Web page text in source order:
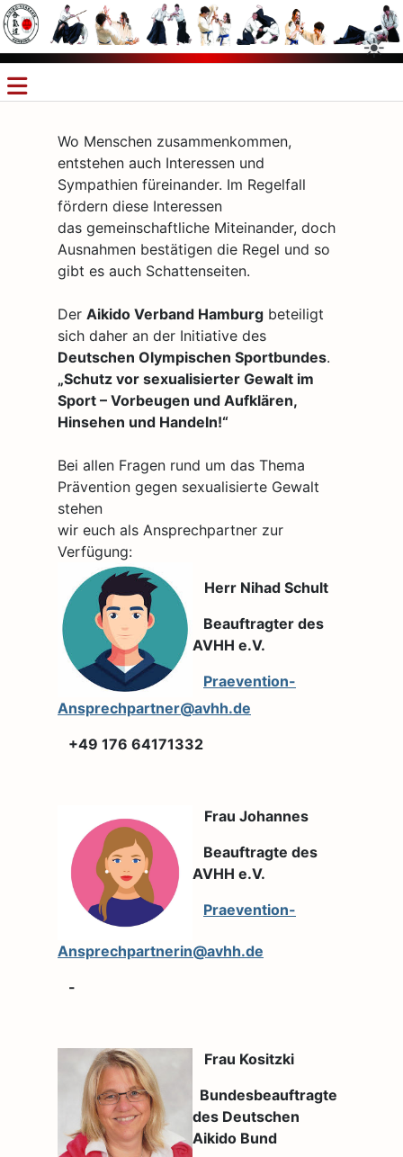
Wo Menschen zusammenkommen,
entstehen auch Interessen und
Sympathien füreinander. Im Regelfall
fördern diese Interessen
das gemeinschaftliche Miteinander, doch
Ausnahmen bestätigen die Regel und so
gibt es auch Schattenseiten.
Der Aikido Verband Hamburg beteiligt
sich daher an der Initiative des
Deutschen Olympischen Sportbundes.
„Schutz vor sexualisierter Gewalt im
Sport – Vorbeugen und Aufklären,
Hinsehen und Handeln!“
Bei allen Fragen rund um das Thema
Prävention gegen sexualisierte Gewalt
stehen
wir euch als Ansprechpartner zur
Verfügung:
Herr Nihad Schult
Beauftragter des
AVHH e.V.
Praevention-
Ansprechpartner@avhh.de
+49 176 64171332
Frau Johannes
Beauftragte des
AVHH e.V.
Praevention-
Ansprechpartnerin@avhh.de
-
Frau Kositzki
Bundesbeauftragte
des Deutschen
Aikido Bund